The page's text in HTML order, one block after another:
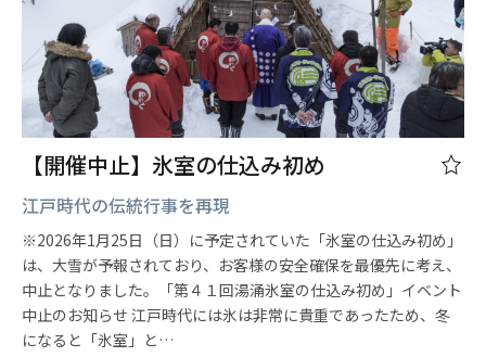
【開催中止】氷室の仕込み初め
江戸時代の伝統行事を再現
※2026年1月25日（日）に予定されていた「氷室の仕込み初め」
は、大雪が予報されており、お客様の安全確保を最優先に考え、
中止となりました。「第４１回湯涌氷室の仕込み初め」イベント
中止のお知らせ 江戸時代には氷は非常に貴重であったため、冬
になると「氷室」と…